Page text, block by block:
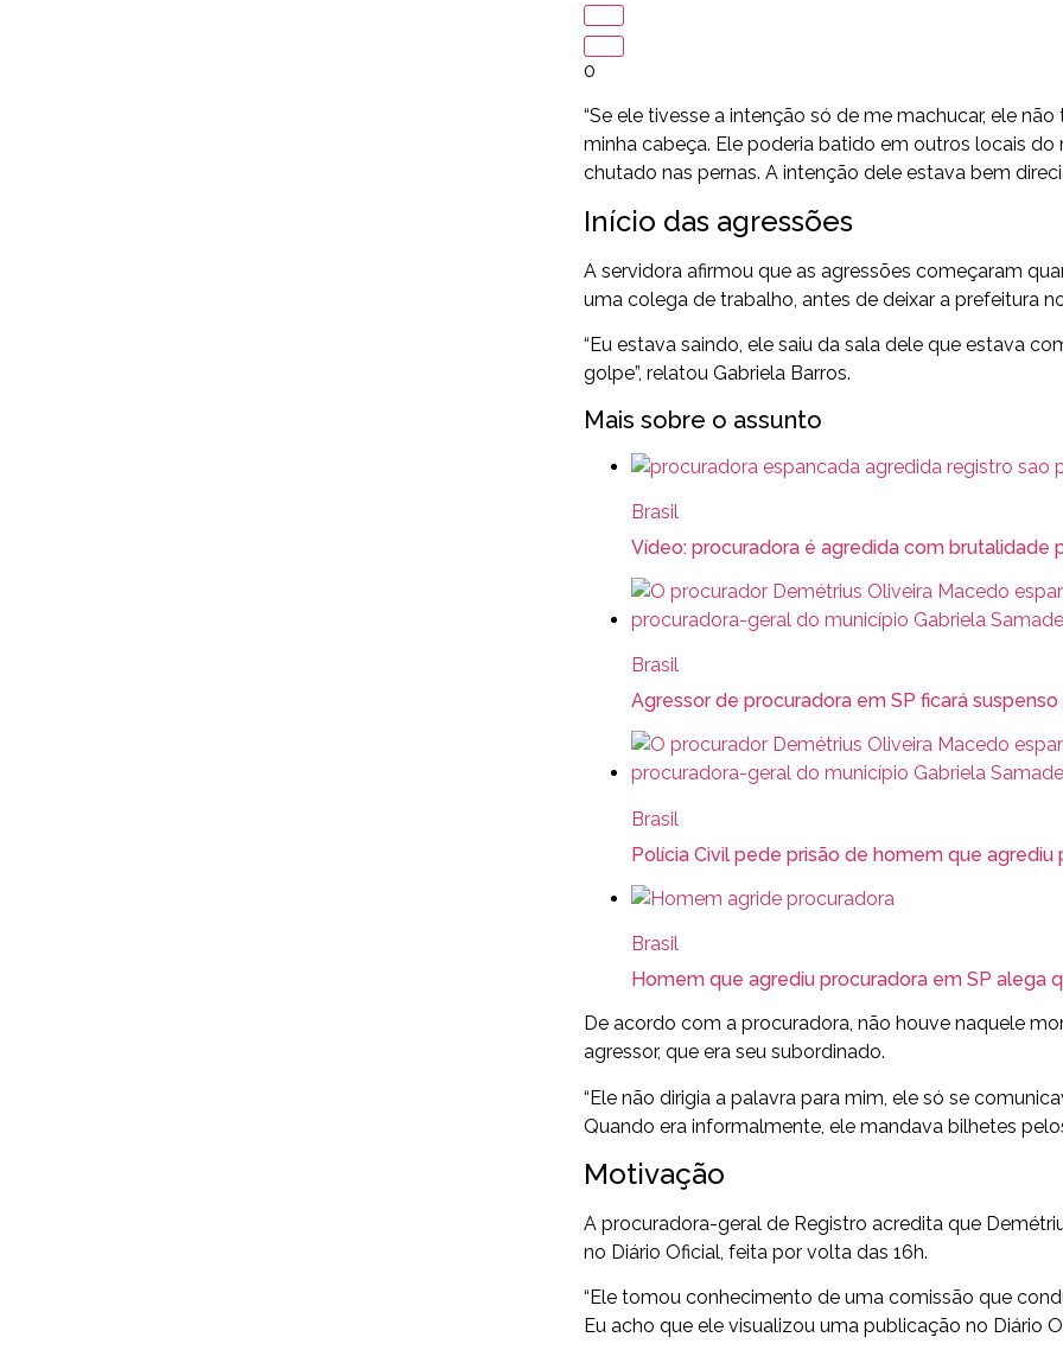
0
“Se ele tivesse a intenção só de me machucar, ele
minha cabeça. Ele poderia batido em outros locais
chutado nas pernas. A intenção dele estava bem
Início das agressões
A servidora afirmou que as agressões começaram
uma colega de trabalho, antes de deixar a prefeitura
“Eu estava saindo, ele saiu da sala dele que estava
golpe”, relatou Gabriela Barros.
Mais sobre o assunto
Brasil
Vídeo: procuradora é agredida com brutalidade
Brasil
Agressor de procuradora em SP ficará
Brasil
Polícia Civil pede prisão de homem que agrediu
Brasil
Homem que agrediu procuradora em SP alega
De acordo com a procuradora, não houve naquele
agressor, que era seu subordinado.
“Ele não dirigia a palavra para mim, ele só se
Quando era informalmente, ele mandava bilhetes
Motivação
A procuradora-geral de Registro acredita que
no Diário Oficial, feita por volta das 16h.
“Ele tomou conhecimento de uma comissão que
Eu acho que ele visualizou uma publicação no Diário